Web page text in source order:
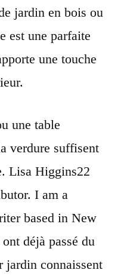
jardin en bois ou
est une parfaite
une touche
une table
verdure suffisent
Lisa Higgins22
I am a
based in New
déjà passé du
jardin connaissent